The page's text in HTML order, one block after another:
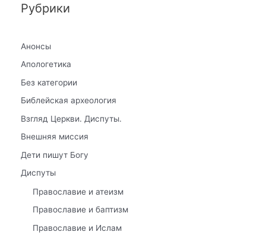
Рубрики
Анонсы
Апологетика
Без категории
Библейская археология
Взгляд Церкви. Диспуты.
Внешняя миссия
Дети пишут Богу
Диспуты
Православие и атеизм
Православие и баптизм
Православие и Ислам